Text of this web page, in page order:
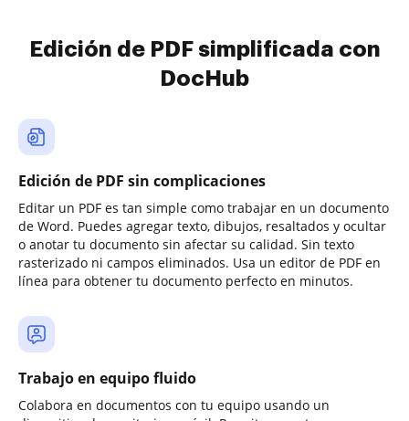
Edición de PDF simplificada con
DocHub
Edición de PDF sin complicaciones
Editar un PDF es tan simple como trabajar en un documento
de Word. Puedes agregar texto, dibujos, resaltados y ocultar
o anotar tu documento sin afectar su calidad. Sin texto
rasterizado ni campos eliminados. Usa un editor de PDF en
línea para obtener tu documento perfecto en minutos.
Trabajo en equipo fluido
Colabora en documentos con tu equipo usando un